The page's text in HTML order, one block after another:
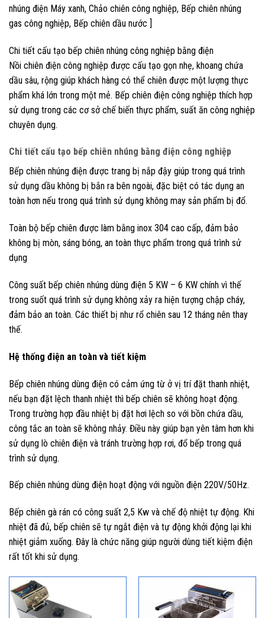
nhúng điện Máy xanh, Chảo chiên công nghiệp, Bếp chiên nhúng
gas công nghiệp, Bếp chiên dầu nước ]
Chi tiết cấu tạo bếp chiên nhúng công nghiệp bằng điện
Nồi chiên điện công nghiệp được cấu tạo gọn nhẹ, khoang chứa
dầu sâu, rộng giúp khách hàng có thể chiên được một lượng thực
phẩm khá lớn trong một mẻ. Bếp chiên điện công nghiệp thích hợp
sử dụng trong các cơ sở chế biến thực phẩm, suất ăn công nghiệp
chuyên dụng.
Chi tiết cấu tạo bếp chiên nhúng bằng điện công nghiệp
Bếp chiên nhúng điện được trang bị nắp đậy giúp trong quá trình
sử dụng dầu không bị bắn ra bên ngoài, đặc biệt có tác dụng an
toàn hơn nếu trong quá trình sử dụng không may sản phẩm bị đổ.
Toàn bộ bếp chiên được làm bằng inox 304 cao cấp, đảm bảo
không bị mòn, sáng bóng, an toàn thực phẩm trong quá trình sử
dụng
Công suất bếp chiên nhúng dùng điện 5 KW – 6 KW chính vì thế
trong suốt quá trình sử dụng không xảy ra hiện tượng chập cháy,
đảm bảo an toàn. Các thiết bị như rổ chiên sau 12 tháng nên thay
thế.
Hệ thống điện an toàn và tiết kiệm
Bếp chiên nhúng dùng điện có cảm ứng từ ở vị trí đặt thanh nhiệt,
nếu bạn đặt lệch thanh nhiệt thì bếp chiên sẽ không hoạt động.
Trong trường hợp đầu nhiệt bị đặt hơi lệch so với bồn chứa dầu,
công tắc an toàn sẽ không nhảy. Điều này giúp bạn yên tâm hơn khi
sử dụng lò chiên điện và tránh trường hợp rơi, đổ bếp trong quá
trình sử dụng.
Bếp chiên nhúng dùng điện hoạt động với nguồn điện 220V/50Hz.
Bếp chiên gà rán có công suất 2,5 Kw và chế độ nhiệt tự động. Khi
nhiệt đã đủ, bếp chiên sẽ tự ngắt điện và tự động khởi động lại khi
nhiệt giảm xuống. Đây là chức năng giúp người dùng tiết kiệm điện
rất tốt khi sử dụng.